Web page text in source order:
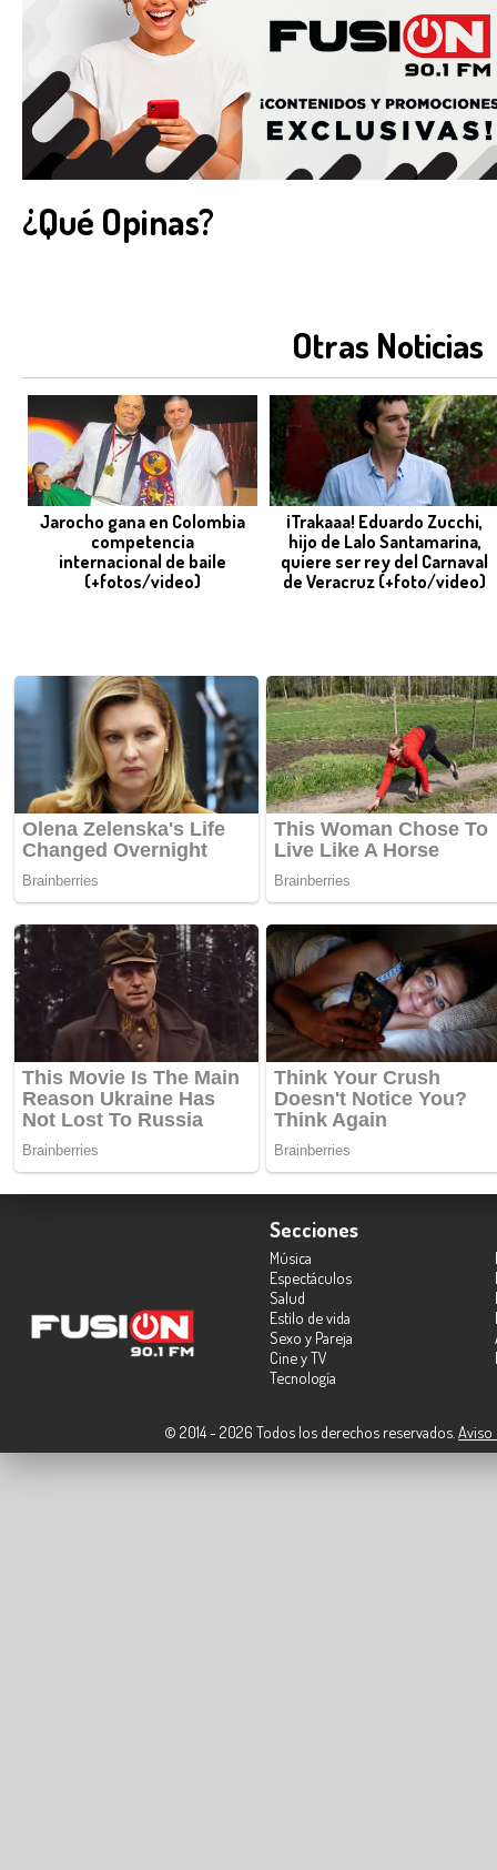
¿Qué Opinas?
Otras Noticias
Jarocho gana en Colombia
competencia
internacional de baile
(+fotos/video)
¡Trakaaa! Eduardo Zucchi,
hijo de Lalo Santamarina,
quiere ser rey del Carnaval
de Veracruz (+foto/video)
Secciones
Música
Espectáculos
Salud
Estilo de vida
Sexo y Pareja
Cine y TV
Tecnología
© 2014 - 2026 Todos los derechos reservados. Aviso